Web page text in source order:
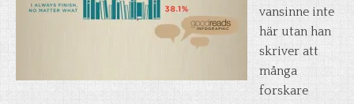
vansinne inte
här utan han
skriver att
många
forskare